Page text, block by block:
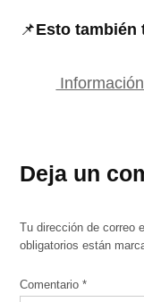
📌Esto también
Deja un
Tu dirección de correo
obligatorios están
Comentario*